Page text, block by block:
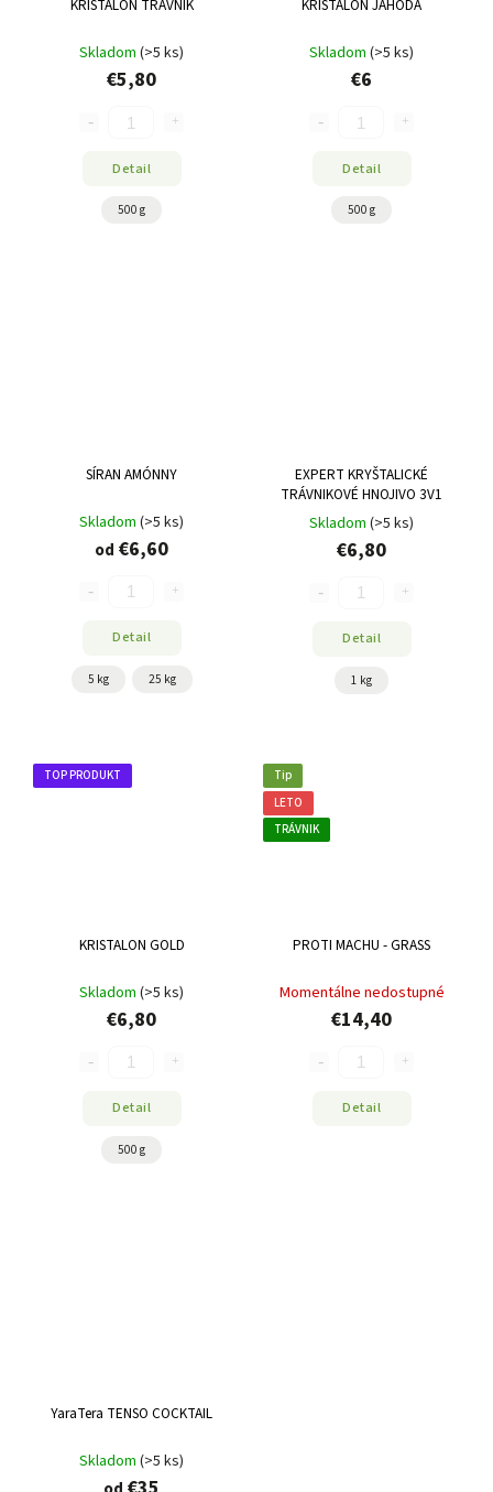
KRISTALON TRAVNIK
Skladom (>5 ks)
€5,80
Detail
500 g
KRISTALON JAHODA
Skladom (>5 ks)
€6
Detail
500 g
SÍRAN AMÓNNY
Skladom (>5 ks)
od €6,60
Detail
5 kg 25 kg
EXPERT KRYŠTALICKÉ
TRÁVNIKOVÉ HNOJIVO 3V1
Skladom (>5 ks)
€6,80
Detail
1 kg
TOP PRODUKT
KRISTALON GOLD
Skladom (>5 ks)
€6,80
Detail
500 g
Tip
LETO
TRÁVNIK
PROTI MACHU - GRASS
Momentálne nedostupné
€14,40
Detail
YaraTera TENSO COCKTAIL
Skladom (>5 ks)